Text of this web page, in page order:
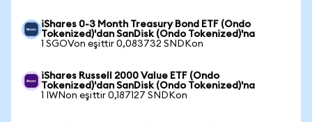
iShares 0-3 Month Treasury Bond ETF (Ondo
Tokenized)'dan SanDisk (Ondo Tokenized)'na
1 SGOVon eşittir 0,083732 SNDKon
iShares Russell 2000 Value ETF (Ondo
Tokenized)'dan SanDisk (Ondo Tokenized)'na
1 IWNon eşittir 0,187127 SNDKon